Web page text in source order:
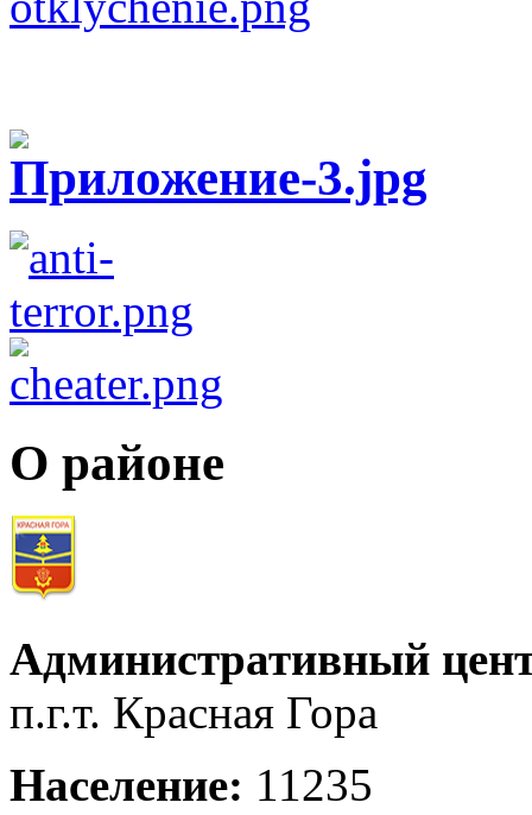
О районе
Административный
п.г.т. Красная Гора
Население: 11235